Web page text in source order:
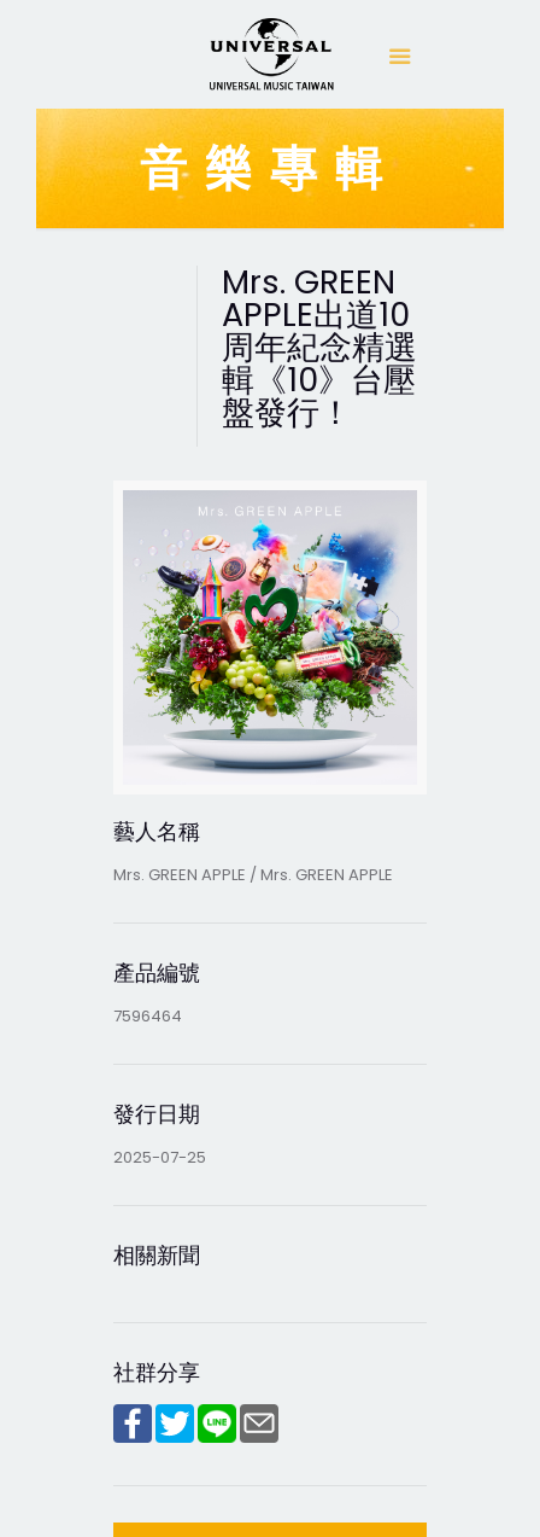
音樂專輯
Mrs. GREEN
APPLE出道10
周年紀念精選
輯《10》台壓
盤發行！
藝人名稱
Mrs. GREEN APPLE / Mrs. GREEN APPLE
產品編號
7596464
發行日期
2025-07-25
相關新聞
社群分享